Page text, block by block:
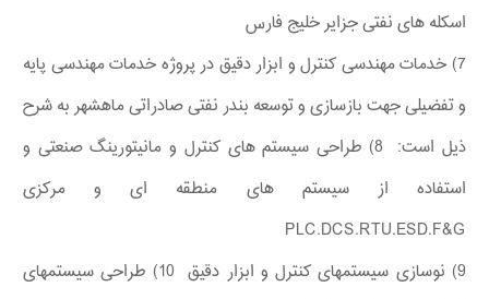
اسکله های نفتی جزایر خلیج فارس
7) خدمات مهندسی کنترل و ابزار دقیق در پروژه خدمات مهندسی پایه
و تفضیلی جهت بازسازی و توسعه بندر نفتی صادراتی ماهشهر به شرح
ذیل است: 8) طراحی سیستم های کنترل و مانیتورینگ صنعتی و
استفاده از سیستم های منطقه ای و مرکزی
PLC.DCS.RTU.ESD.F&G
9) نوسازی سیستمهای کنترل و ابزار دقیق 10) طراحی سیستمهای